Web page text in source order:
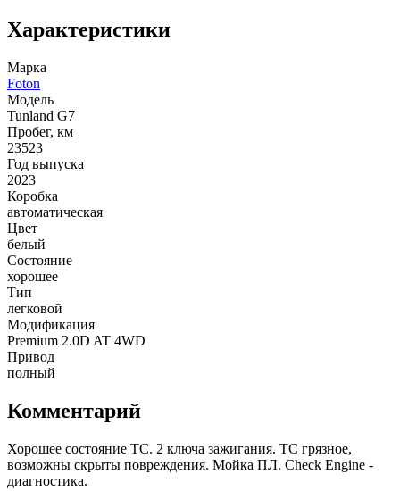
Характеристики
Марка
Foton
Модель
Tunland G7
Пробег, км
23523
Год выпуска
2023
Коробка
автоматическая
Цвет
белый
Состояние
хорошее
Тип
легковой
Модификация
Premium 2.0D AT 4WD
Привод
полный
Комментарий
Хорошее состояние ТС. 2 ключа зажигания. ТС грязное,
возможны скрыты повреждения. Мойка ПЛ. Check Engine -
диагностика.